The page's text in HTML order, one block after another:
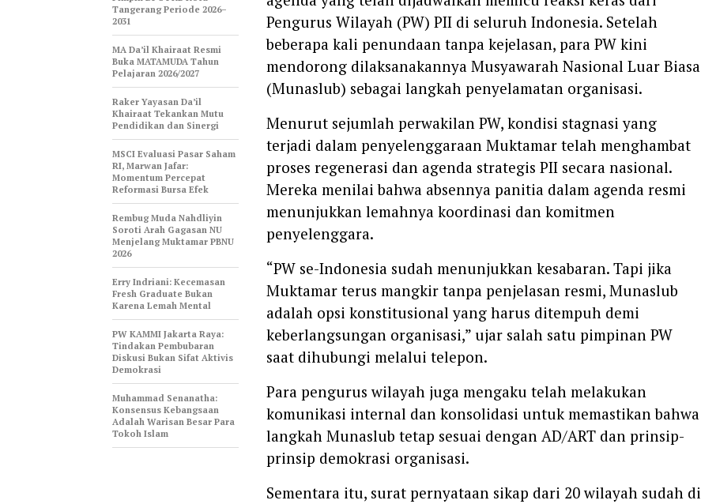
Pengurus Wilayah (PW) PII di seluruh Indonesia. Setelah
beberapa kali penundaan tanpa kejelasan, para PW kini
mendorong dilaksanakannya Musyawarah Nasional Luar Biasa
(Munaslub) sebagai langkah penyelamatan organisasi.
Menurut sejumlah perwakilan PW, kondisi stagnasi yang
terjadi dalam penyelenggaraan Muktamar telah menghambat
proses regenerasi dan agenda strategis PII secara nasional.
Mereka menilai bahwa absennya panitia dalam agenda resmi
menunjukkan lemahnya koordinasi dan komitmen
penyelenggara.
“PW se-Indonesia sudah menunjukkan kesabaran. Tapi jika
Muktamar terus mangkir tanpa penjelasan resmi, Munaslub
adalah opsi konstitusional yang harus ditempuh demi
keberlangsungan organisasi,” ujar salah satu pimpinan PW
saat dihubungi melalui telepon.
Para pengurus wilayah juga mengaku telah melakukan
komunikasi internal dan konsolidasi untuk memastikan bahwa
langkah Munaslub tetap sesuai dengan AD/ART dan prinsip-
prinsip demokrasi organisasi.
Sementara itu, surat pernyataan sikap dari 20 wilayah sudah di
Tangerang Periode 2026–
2031
MA Da’il Khairaat Resmi
Buka MATAMUDA Tahun
Pelajaran 2026/2027
Raker Yayasan Da’il
Khairaat Tekankan Mutu
Pendidikan dan Sinergi
MSCI Evaluasi Pasar Saham
RI, Marwan Jafar:
Momentum Percepat
Reformasi Bursa Efek
Rembug Muda Nahdliyin
Soroti Arah Gagasan NU
Menjelang Muktamar PBNU
2026
Erry Indriani: Kecemasan
Fresh Graduate Bukan
Karena Lemah Mental
PW KAMMI Jakarta Raya:
Tindakan Pembubaran
Diskusi Bukan Sifat Aktivis
Demokrasi
Muhammad Senanatha:
Konsensus Kebangsaan
Adalah Warisan Besar Para
Tokoh Islam